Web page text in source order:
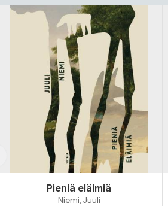
Tuoteluettelon alku
Pieniä eläimiä
Niemi, Juuli